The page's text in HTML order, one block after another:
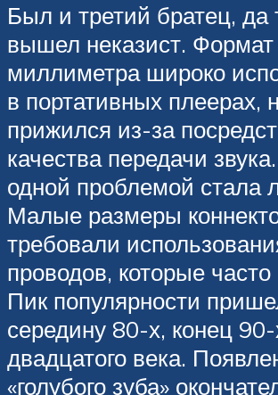
Был и третий братец, да
вышел неказист.
миллиметра широко
в портативных плеерах,
прижился из-за
качества передачи
одной проблемой стала
Малые размеры
требовали
проводов, которые
Пик популярности
середину 80-х, конец 90-
двадцатого века.
«голубого зуба»